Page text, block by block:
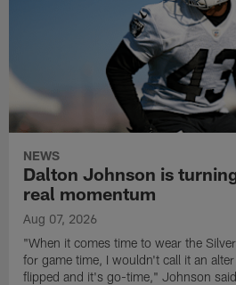
NEWS
Dalton Johnson is
real momentum
Aug 07, 2026
"When it comes time to wear the
for game time, I wouldn't call it an
flipped and it's go-time," Johnson